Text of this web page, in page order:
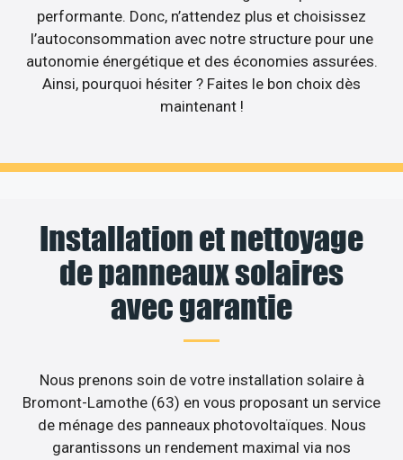
performante. Donc, n’attendez plus et choisissez
l’autoconsommation avec notre structure pour une
autonomie énergétique et des économies assurées.
Ainsi, pourquoi hésiter ? Faites le bon choix dès
maintenant !
Installation et nettoyage
de panneaux solaires
avec garantie
Nous prenons soin de votre installation solaire à
Bromont-Lamothe (63) en vous proposant un service
de ménage des panneaux photovoltaïques. Nous
garantissons un rendement maximal via nos